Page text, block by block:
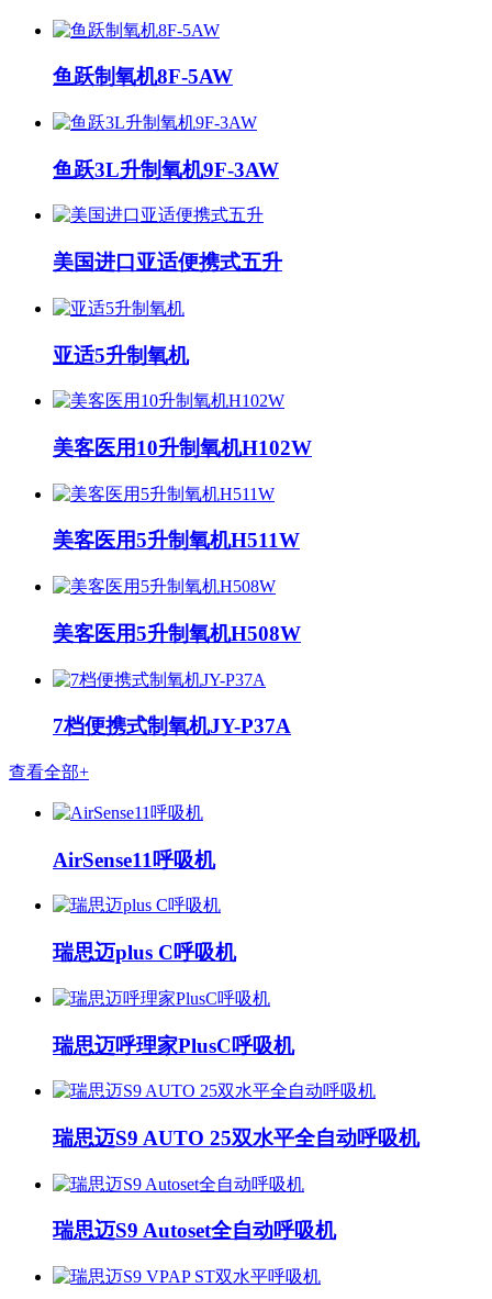
鱼跃制氧机8F-5AW
鱼跃3L升制氧机9F-3AW
美国进口亚适便携式五升
亚适5升制氧机
美客医用10升制氧机H102W
美客医用5升制氧机H511W
美客医用5升制氧机H508W
7档便携式制氧机JY-P37A
查看全部+
AirSense11呼吸机
瑞思迈plus C呼吸机
瑞思迈呼理家PlusC呼吸机
瑞思迈S9 AUTO 25双水平全自动呼吸机
瑞思迈S9 Autoset全自动呼吸机